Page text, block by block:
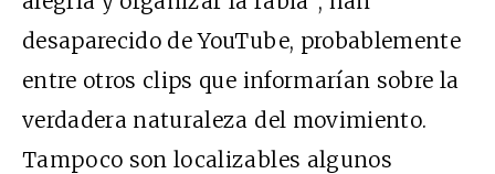
desaparecido de YouTube, probablemente
entre otros clips que informarían sobre la
verdadera naturaleza del movimiento.
Tampoco son localizables algunos